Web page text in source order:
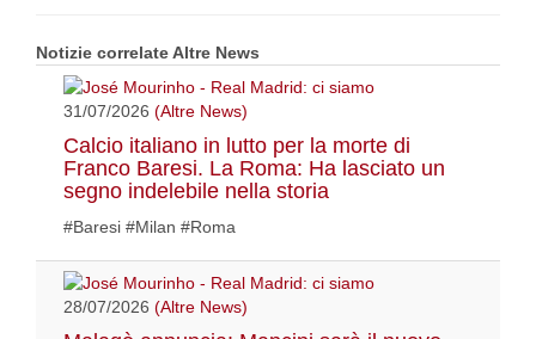
Notizie correlate Altre News
31/07/2026 (Altre News)
Calcio italiano in lutto per la morte di
Franco Baresi. La Roma: Ha lasciato un
segno indelebile nella storia
#Baresi #Milan #Roma
28/07/2026 (Altre News)